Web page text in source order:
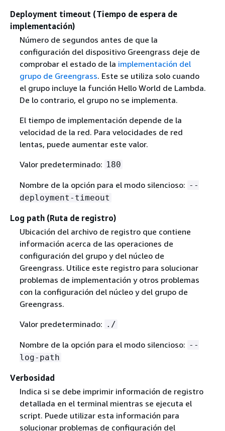
Deployment timeout (Tiempo de espera de
implementación)
Número de segundos antes de que la
configuración del dispositivo Greengrass deje de
comprobar el estado de la implementación del
grupo de Greengrass. Este se utiliza solo cuando
el grupo incluye la función Hello World de Lambda.
De lo contrario, el grupo no se implementa.
El tiempo de implementación depende de la
velocidad de la red. Para velocidades de red
lentas, puede aumentar este valor.
Valor predeterminado: 180
Nombre de la opción para el modo silencioso: --
deployment-timeout
Log path (Ruta de registro)
Ubicación del archivo de registro que contiene
información acerca de las operaciones de
configuración del grupo y del núcleo de
Greengrass. Utilice este registro para solucionar
problemas de implementación y otros problemas
con la configuración del núcleo y del grupo de
Greengrass.
Valor predeterminado: ./
Nombre de la opción para el modo silencioso: --
log-path
Verbosidad
Indica si se debe imprimir información de registro
detallada en el terminal mientras se ejecuta el
script. Puede utilizar esta información para
solucionar problemas de configuración del